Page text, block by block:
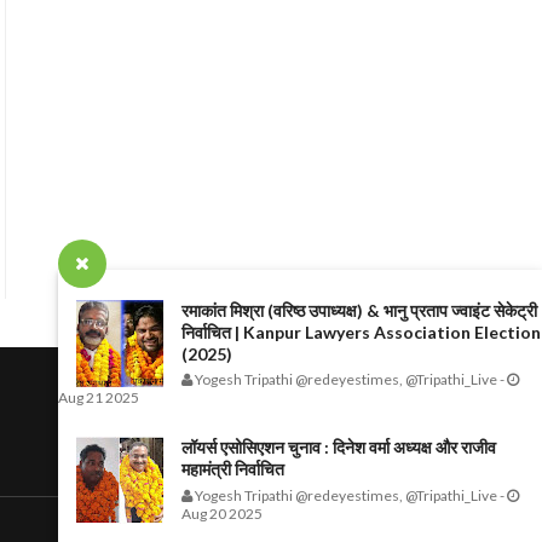
रमाकांत मिश्रा (वरिष्ठ उपाध्यक्ष) & भानु प्रताप ज्वाइंट सेकेट्री
निर्वाचित | Kanpur Lawyers Association Election
(2025)
Yogesh Tripathi @redeyestimes, @Tripathi_Live-
Aug 21 2025
लॉयर्स एसोसिएशन चुनाव : दिनेश वर्मा अध्यक्ष और राजीव
महामंत्री निर्वाचित
Yogesh Tripathi @redeyestimes, @Tripathi_Live-
Aug 20 2025